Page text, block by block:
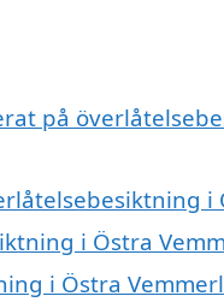
på
i
i Östra
i Östra